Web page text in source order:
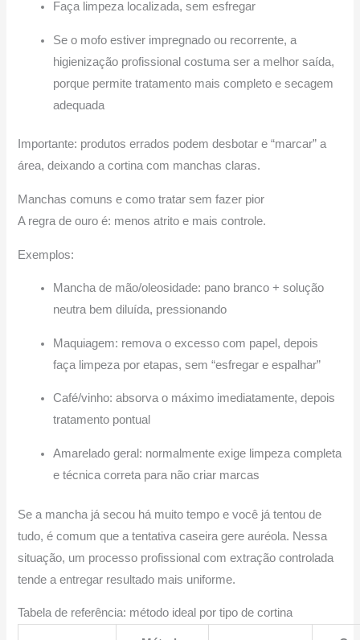
Faça limpeza localizada, sem esfregar
Se o mofo estiver impregnado ou recorrente, a
higienização profissional costuma ser a melhor saída,
porque permite tratamento mais completo e secagem
adequada
Importante: produtos errados podem desbotar e “marcar” a
área, deixando a cortina com manchas claras.
Manchas comuns e como tratar sem fazer pior
A regra de ouro é: menos atrito e mais controle.
Exemplos:
Mancha de mão/oleosidade: pano branco + solução
neutra bem diluída, pressionando
Maquiagem: remova o excesso com papel, depois
faça limpeza por etapas, sem “esfregar e espalhar”
Café/vinho: absorva o máximo imediatamente, depois
tratamento pontual
Amarelado geral: normalmente exige limpeza completa
e técnica correta para não criar marcas
Se a mancha já secou há muito tempo e você já tentou de
tudo, é comum que a tentativa caseira gere auréola. Nessa
situação, um processo profissional com extração controlada
tende a entregar resultado mais uniforme.
Tabela de referência: método ideal por tipo de cortina